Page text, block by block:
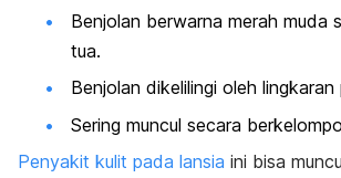
Benjolan berwarna merah muda
tua.
Benjolan dikelilingi oleh lingkaran
Sering muncul secara
Penyakit kulit pada lansia ini bisa